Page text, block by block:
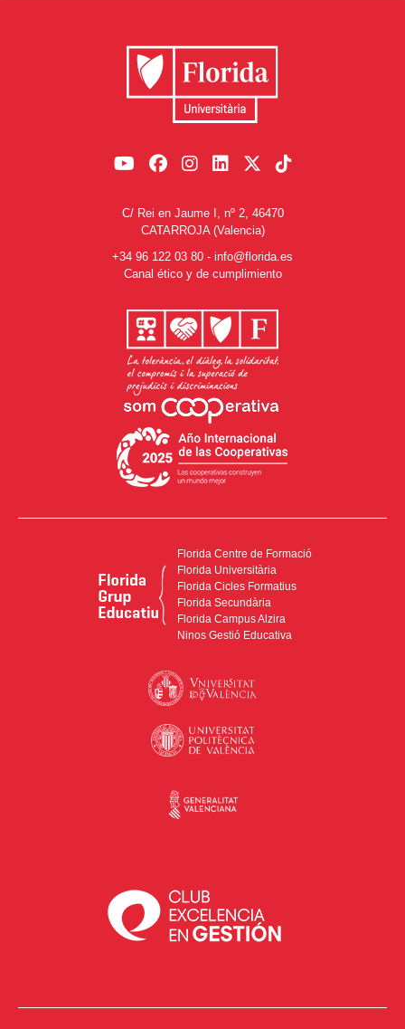
C/ Rei en Jaume I, nº 2, 46470
CATARROJA (Valencia)
+34 96 122 03 80 - info@florida.es
Canal ético y de cumplimiento
Florida Centre de Formació
Florida Universitària
Florida Cicles Formatius
Florida Secundària
Florida Campus Alzira
Ninos Gestió Educativa